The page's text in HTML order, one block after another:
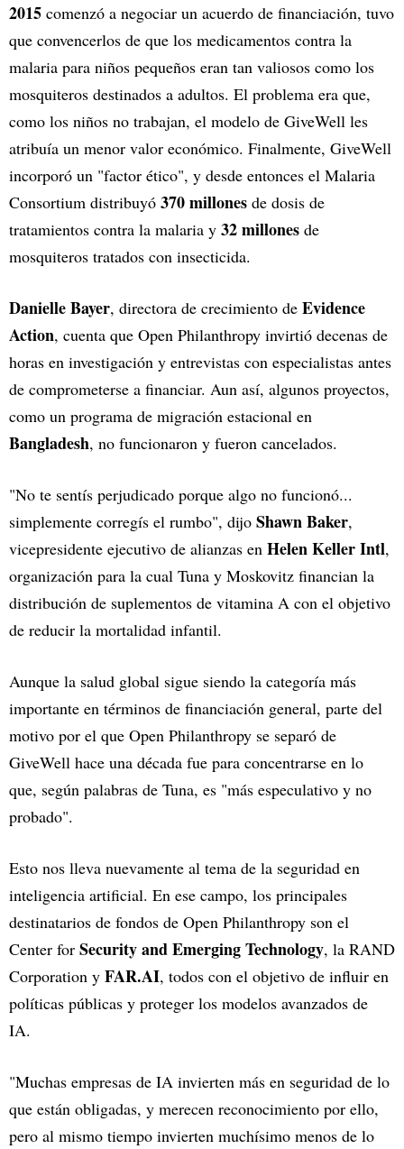
2015 comenzó a negociar un acuerdo de financiación, tuvo
que convencerlos de que los medicamentos contra la
malaria para niños pequeños eran tan valiosos como los
mosquiteros destinados a adultos. El problema era que,
como los niños no trabajan, el modelo de GiveWell les
atribuía un menor valor económico. Finalmente, GiveWell
incorporó un "factor ético", y desde entonces el Malaria
Consortium distribuyó 370 millones de dosis de
tratamientos contra la malaria y 32 millones de
mosquiteros tratados con insecticida.
Danielle Bayer, directora de crecimiento de Evidence
Action, cuenta que Open Philanthropy invirtió decenas de
horas en investigación y entrevistas con especialistas antes
de comprometerse a financiar. Aun así, algunos proyectos,
como un programa de migración estacional en
Bangladesh, no funcionaron y fueron cancelados.
"No te sentís perjudicado porque algo no funcionó...
simplemente corregís el rumbo", dijo Shawn Baker,
vicepresidente ejecutivo de alianzas en Helen Keller Intl,
organización para la cual Tuna y Moskovitz financian la
distribución de suplementos de vitamina A con el objetivo
de reducir la mortalidad infantil.
Aunque la salud global sigue siendo la categoría más
importante en términos de financiación general, parte del
motivo por el que Open Philanthropy se separó de
GiveWell hace una década fue para concentrarse en lo
que, según palabras de Tuna, es "más especulativo y no
probado".
Esto nos lleva nuevamente al tema de la seguridad en
inteligencia artificial. En ese campo, los principales
destinatarios de fondos de Open Philanthropy son el
Center for Security and Emerging Technology, la RAND
Corporation y FAR.AI, todos con el objetivo de influir en
políticas públicas y proteger los modelos avanzados de
IA.
"Muchas empresas de IA invierten más en seguridad de lo
que están obligadas, y merecen reconocimiento por ello,
pero al mismo tiempo invierten muchísimo menos de lo